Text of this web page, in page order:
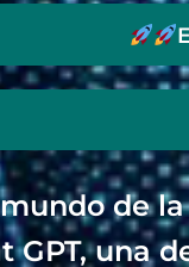
de
GPT, una